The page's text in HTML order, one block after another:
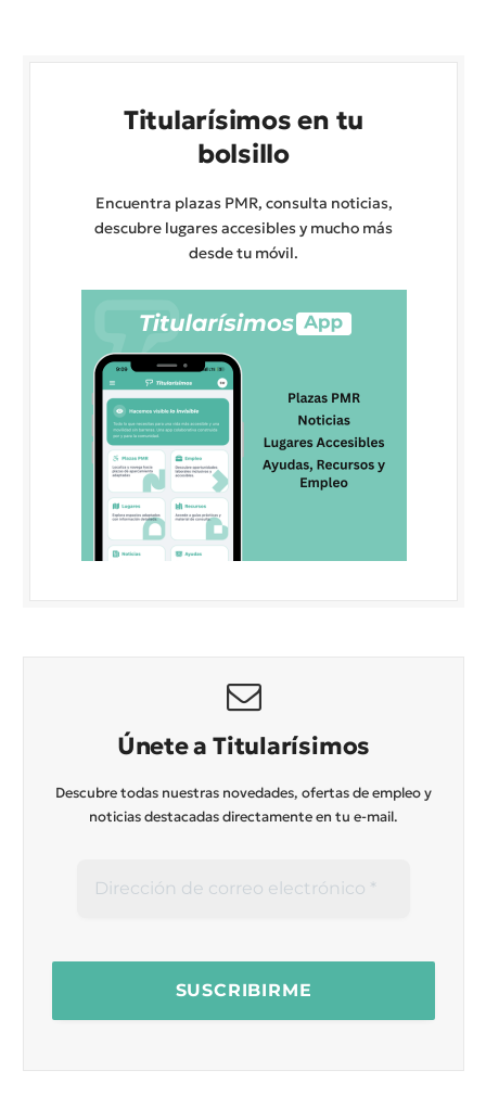
Titularísimos en tu
bolsillo
Encuentra plazas PMR, consulta noticias,
descubre lugares accesibles y mucho más
desde tu móvil.
Únete a Titularísimos
Descubre todas nuestras novedades, ofertas de empleo y
noticias destacadas directamente en tu e-mail.